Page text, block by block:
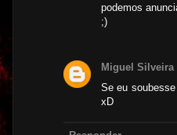
podemos
;)
Miguel Silveira
Se eu
xD